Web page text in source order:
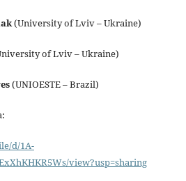
(University of Lviv – Ukraine)
of Lviv – Ukraine)
(UNIOESTE – Brazil)
d/1A-
view?usp=sharing